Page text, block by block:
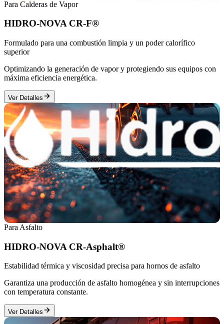
Para Calderas de Vapor
HIDRO-NOVA CR-F®
Formulado para una combustión limpia y un poder calorífico
superior
Optimizando la generación de vapor y protegiendo sus equipos con
máxima eficiencia energética.
Ver Detalles
Para Asfalto
HIDRO-NOVA CR-Asphalt®
Estabilidad térmica y viscosidad precisa para hornos de asfalto
Garantiza una producción de asfalto homogénea y sin interrupciones
con temperatura constante.
Ver Detalles